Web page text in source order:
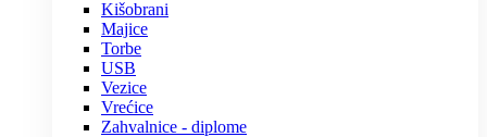
Kišobrani
Majice
Torbe
USB
Vezice
Vrećice
Zahvalnice - diplome